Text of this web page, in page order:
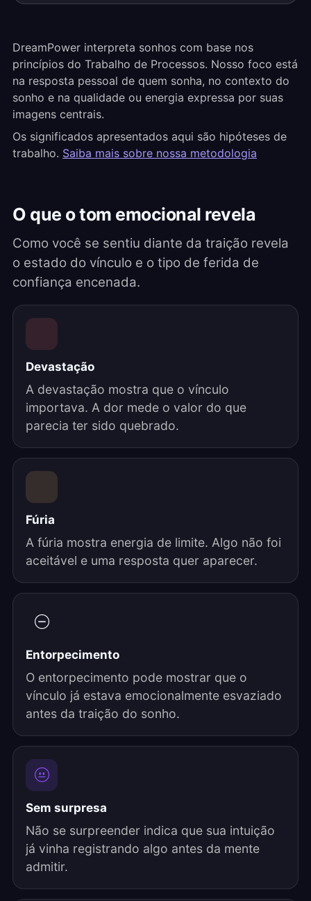
DreamPower interpreta sonhos com base nos
princípios do Trabalho de Processos. Nosso foco está
na resposta pessoal de quem sonha, no contexto do
sonho e na qualidade ou energia expressa por suas
imagens centrais.
Os significados apresentados aqui são hipóteses de
trabalho. Saiba mais sobre nossa metodologia
O que o tom emocional revela
Como você se sentiu diante da traição revela
o estado do vínculo e o tipo de ferida de
confiança encenada.
Devastação
A devastação mostra que o vínculo
importava. A dor mede o valor do que
parecia ter sido quebrado.
Fúria
A fúria mostra energia de limite. Algo não foi
aceitável e uma resposta quer aparecer.
Entorpecimento
O entorpecimento pode mostrar que o
vínculo já estava emocionalmente esvaziado
antes da traição do sonho.
Sem surpresa
Não se surpreender indica que sua intuição
já vinha registrando algo antes da mente
admitir.